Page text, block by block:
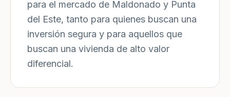
para el mercado de Maldonado y Punta
del Este, tanto para quienes buscan una
inversión segura y para aquellos que
buscan una vivienda de alto valor
diferencial.